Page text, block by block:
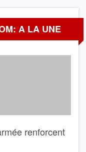
A LA UNE
renforcent